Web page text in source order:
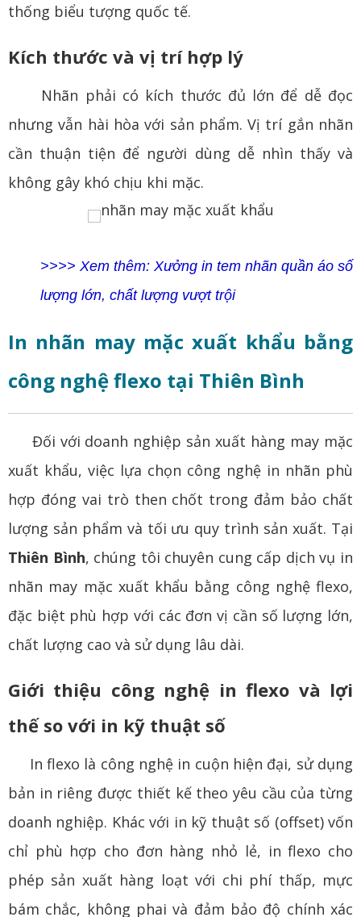
thống biểu tượng quốc tế.
Kích thước và vị trí hợp lý
Nhãn phải có kích thước đủ lớn để dễ đọc
nhưng vẫn hài hòa với sản phẩm. Vị trí gắn nhãn
cần thuận tiện để người dùng dễ nhìn thấy và
không gây khó chịu khi mặc.
>>>> Xem thêm: Xưởng in tem nhãn quần áo số
lượng lớn, chất lượng vượt trội
In nhãn may mặc xuất khẩu bằng
công nghệ flexo tại Thiên Bình
Đối với doanh nghiệp sản xuất hàng may mặc
xuất khẩu, việc lựa chọn công nghệ in nhãn phù
hợp đóng vai trò then chốt trong đảm bảo chất
lượng sản phẩm và tối ưu quy trình sản xuất. Tại
Thiên Bình, chúng tôi chuyên cung cấp dịch vụ in
nhãn may mặc xuất khẩu bằng công nghệ flexo,
đặc biệt phù hợp với các đơn vị cần số lượng lớn,
chất lượng cao và sử dụng lâu dài.
Giới thiệu công nghệ in flexo và lợi
thế so với in kỹ thuật số
In flexo là công nghệ in cuộn hiện đại, sử dụng
bản in riêng được thiết kế theo yêu cầu của từng
doanh nghiệp. Khác với in kỹ thuật số (offset) vốn
chỉ phù hợp cho đơn hàng nhỏ lẻ, in flexo cho
phép sản xuất hàng loạt với chi phí thấp, mực
bám chắc, không phai và đảm bảo độ chính xác